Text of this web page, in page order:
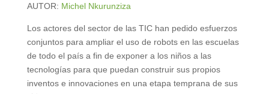
AUTOR: Michel Nkurunziza
Los actores del sector de las TIC han pedido esfuerzos
conjuntos para ampliar el uso de robots en las escuelas
de todo el país a fin de exponer a los niños a las
tecnologías para que puedan construir sus propios
inventos e innovaciones en una etapa temprana de sus